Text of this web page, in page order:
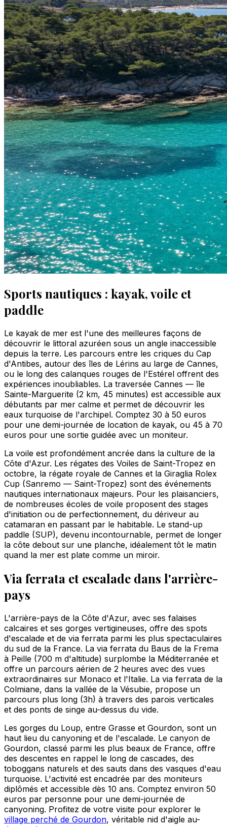
Sports nautiques : kayak, voile et
paddle
Le kayak de mer est l'une des meilleures façons de
découvrir le littoral azuréen sous un angle inaccessible
depuis la terre. Les parcours entre les criques du Cap
d'Antibes, autour des îles de Lérins au large de Cannes,
ou le long des calanques rouges de l'Estérel offrent des
expériences inoubliables. La traversée Cannes — île
Sainte-Marguerite (2 km, 45 minutes) est accessible aux
débutants par mer calme et permet de découvrir les
eaux turquoise de l'archipel. Comptez 30 à 50 euros
pour une demi-journée de location de kayak, ou 45 à 70
euros pour une sortie guidée avec un moniteur.
La voile est profondément ancrée dans la culture de la
Côte d'Azur. Les régates des Voiles de Saint-Tropez en
octobre, la régate royale de Cannes et la Giraglia Rolex
Cup (Sanremo — Saint-Tropez) sont des événements
nautiques internationaux majeurs. Pour les plaisanciers,
de nombreuses écoles de voile proposent des stages
d'initiation ou de perfectionnement, du dériveur au
catamaran en passant par le habitable. Le stand-up
paddle (SUP), devenu incontournable, permet de longer
la côte debout sur une planche, idéalement tôt le matin
quand la mer est plate comme un miroir.
Via ferrata et escalade dans l'arrière-
pays
L'arrière-pays de la Côte d'Azur, avec ses falaises
calcaires et ses gorges vertigineuses, offre des spots
d'escalade et de via ferrata parmi les plus spectaculaires
du sud de la France. La via ferrata du Baus de la Frema
à Peille (700 m d'altitude) surplombe la Méditerranée et
offre un parcours aérien de 2 heures avec des vues
extraordinaires sur Monaco et l'Italie. La via ferrata de la
Colmiane, dans la vallée de la Vésubie, propose un
parcours plus long (3h) à travers des parois verticales
et des ponts de singe au-dessus du vide.
Les gorges du Loup, entre Grasse et Gourdon, sont un
haut lieu du canyoning et de l'escalade. Le canyon de
Gourdon, classé parmi les plus beaux de France, offre
des descentes en rappel le long de cascades, des
toboggans naturels et des sauts dans des vasques d'eau
turquoise. L'activité est encadrée par des moniteurs
diplômés et accessible dès 10 ans. Comptez environ 50
euros par personne pour une demi-journée de
canyoning. Profitez de votre visite pour explorer le
village perché de Gourdon, véritable nid d'aigle au-